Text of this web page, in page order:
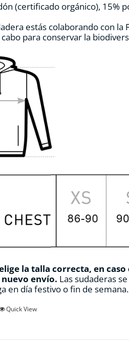
producto
(certificado orgánico), 15%
estás colaborando con
para conservar la
la talla correcta, en
envío. Las sudaderas
en día festivo o fin de
Quick View